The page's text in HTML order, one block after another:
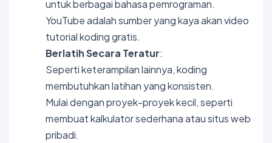
untuk berbagai bahasa pemrograman.
YouTube adalah sumber yang kaya akan video
tutorial koding gratis.
Berlatih Secara Teratur:
Seperti keterampilan lainnya, koding
membutuhkan latihan yang konsisten.
Mulai dengan proyek-proyek kecil, seperti
membuat kalkulator sederhana atau situs web
pribadi.